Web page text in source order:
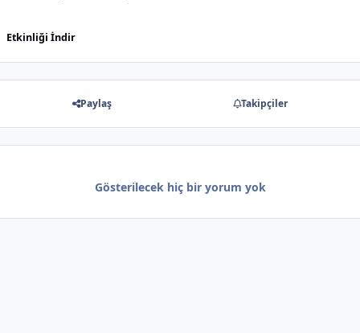
Etkinliği İndir
Paylaş Takipçiler
Gösterilecek hiç bir yorum yok